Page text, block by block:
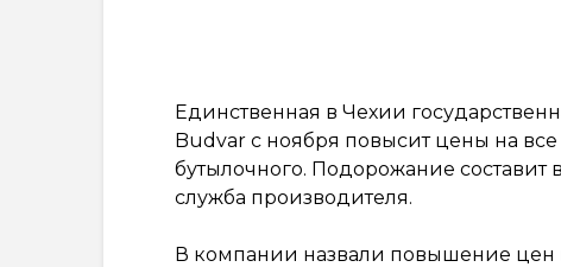
Единственная в Чехии
Budvar с ноября повысит цены на все
бутылочного. Подорожание составит
служба производителя.
В компании назвали повышение